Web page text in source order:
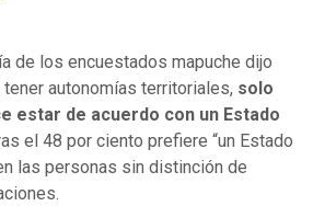
de los encuestados mapuche dijo
autonomías territoriales, solo
estar de acuerdo con un Estado
el 48 por ciento prefiere “un Estado
las personas sin distinción de